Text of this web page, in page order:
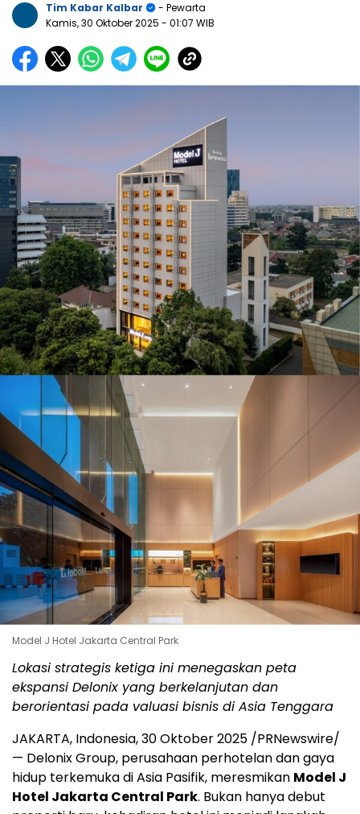
Tim Kabar Kalbar
- Pewarta
Kamis, 30 Oktober 2025 - 01:07 WIB
Model J Hotel Jakarta Central Park
Lokasi strategis ketiga ini menegaskan peta
ekspansi Delonix yang berkelanjutan dan
berorientasi pada valuasi bisnis di Asia Tenggara
JAKARTA, Indonesia, 30 Oktober 2025 /PRNewswire/
— Delonix Group, perusahaan perhotelan dan gaya
hidup terkemuka di Asia Pasifik, meresmikan Model J
Hotel Jakarta Central Park. Bukan hanya debut